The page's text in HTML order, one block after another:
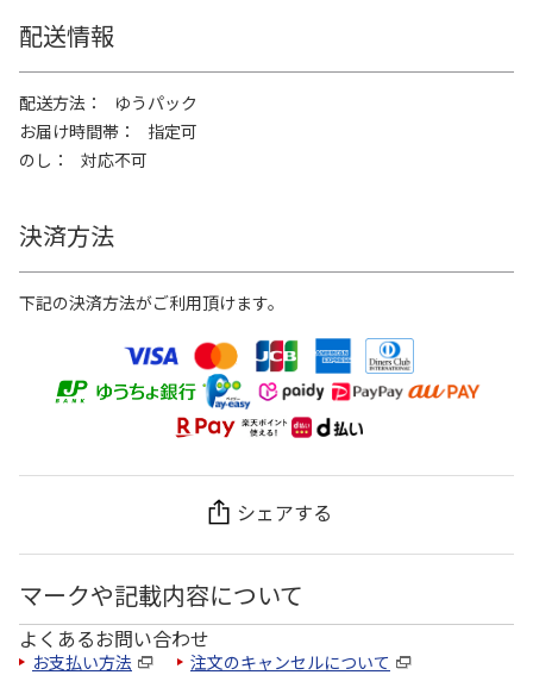
配送情報
配送方法
ゆうパック
お届け時間帯
指定可
のし
対応不可
決済方法
下記の決済方法がご利用頂けます。
シェアする
マークや記載内容について
よくあるお問い合わせ
お支払い方法 注文のキャンセルについて